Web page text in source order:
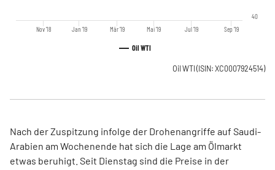
Oil WTI
Nov '18 Jan '19 Mär '19 Mai '19 Jul '19 Sep '19
40
Oil WTI (ISIN: XC0007924514)
Nach der Zuspitzung infolge der Drohenangriffe auf Saudi-
Arabien am Wochenende hat sich die Lage am Ölmarkt
etwas beruhigt. Seit Dienstag sind die Preise in der